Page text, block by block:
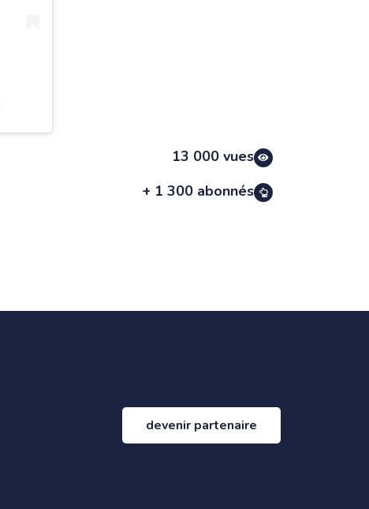
13 000 vues
+ 1 300 abonnés
devenir partenaire